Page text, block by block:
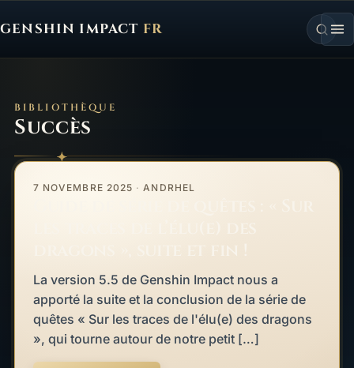
GENSHIN IMPACT FR
Genshin Impact FR, retour à l'accueil
BIBLIOTHÈQUE
Succès
7 NOVEMBRE 2025 · ANDRHEL
La version 5.5 de Genshin Impact nous a
apporté la suite et la conclusion de la série de
quêtes « Sur les traces de l'élu(e) des dragons
», qui tourne autour de notre petit […]
Guide de série de quêtes : « Sur les traces de l’élu(e) des